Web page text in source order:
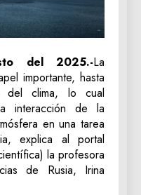
del 2025.-La
importante, hasta
del clima, lo cual
interacción de la
en una tarea
explica al portal
la profesora
de Rusia, Irina